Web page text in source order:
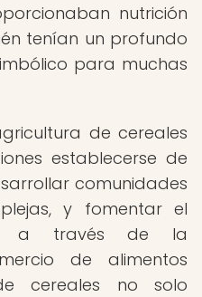
nutrición
tenían un profundo
para muchas
de cereales
establecerse de
comunidades
y fomentar el
a través de la
de alimentos
cereales no solo